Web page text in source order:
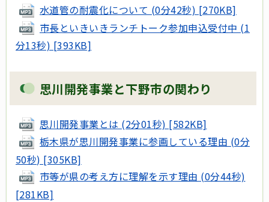
水道管の耐震化について (0分42秒) [270KB]
市長といきいきランチトーク参加申込受付中 (1
分13秒) [393KB]
思川開発事業と下野市の関わり
思川開発事業とは (2分01秒) [582KB]
栃木県が思川開発事業に参画している理由 (0分
50秒) [305KB]
市等が県の考え方に理解を示す理由 (0分44秒)
[281KB]